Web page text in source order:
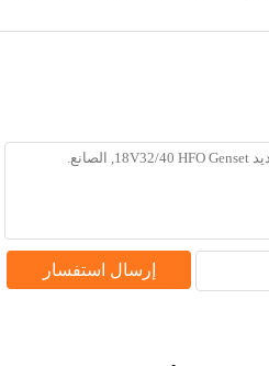
إرسال استفسار